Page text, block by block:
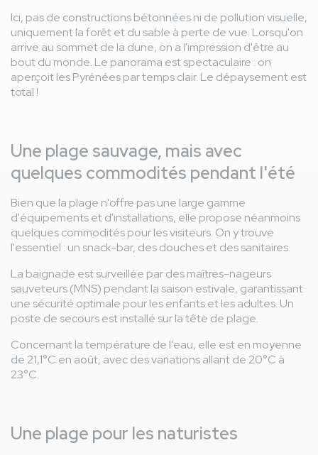
Ici, pas de constructions bétonnées ni de pollution visuelle,
uniquement la forêt et du sable à perte de vue. Lorsqu'on
arrive au sommet de la dune, on a l'impression d'être au
bout du monde. Le panorama est spectaculaire : on
aperçoit les Pyrénées par temps clair. Le dépaysement est
total !
Une plage sauvage, mais avec
quelques commodités pendant l'été
Bien que la plage n'offre pas une large gamme
d'équipements et d'installations, elle propose néanmoins
quelques commodités pour les visiteurs. On y trouve
l'essentiel : un snack-bar, des douches et des sanitaires.
La baignade est surveillée par des maîtres-nageurs
sauveteurs (MNS) pendant la saison estivale, garantissant
une sécurité optimale pour les enfants et les adultes. Un
poste de secours est installé sur la tête de plage.
Concernant la température de l'eau, elle est en moyenne
de 21,1°C en août, avec des variations allant de 20°C à
23°C.
Une plage pour les naturistes